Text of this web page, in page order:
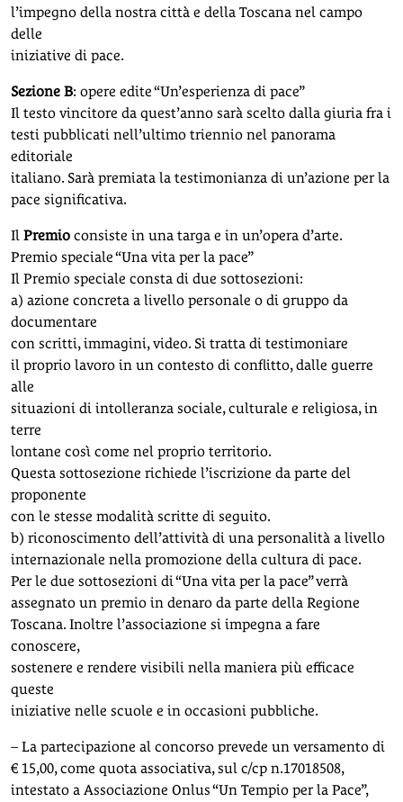
l’impegno della nostra città e della Toscana nel campo
delle
iniziative di pace.
Sezione B: opere edite “Un’esperienza di pace”
Il testo vincitore da quest’anno sarà scelto dalla giuria fra i
testi pubblicati nell’ultimo triennio nel panorama
editoriale
italiano. Sarà premiata la testimonianza di un’azione per la
pace significativa.
Il Premio consiste in una targa e in un’opera d’arte.
Premio speciale “Una vita per la pace”
Il Premio speciale consta di due sottosezioni:
a) azione concreta a livello personale o di gruppo da
documentare
con scritti, immagini, video. Si tratta di testimoniare
il proprio lavoro in un contesto di conflitto, dalle guerre
alle
situazioni di intolleranza sociale, culturale e religiosa, in
terre
lontane così come nel proprio territorio.
Questa sottosezione richiede l’iscrizione da parte del
proponente
con le stesse modalità scritte di seguito.
b) riconoscimento dell’attività di una personalità a livello
internazionale nella promozione della cultura di pace.
Per le due sottosezioni di “Una vita per la pace” verrà
assegnato un premio in denaro da parte della Regione
Toscana. Inoltre l’associazione si impegna a fare
conoscere,
sostenere e rendere visibili nella maniera più efficace
queste
iniziative nelle scuole e in occasioni pubbliche.
– La partecipazione al concorso prevede un versamento di
€ 15,00, come quota associativa, sul c/cp n.17018508,
intestato a Associazione Onlus “Un Tempio per la Pace”,